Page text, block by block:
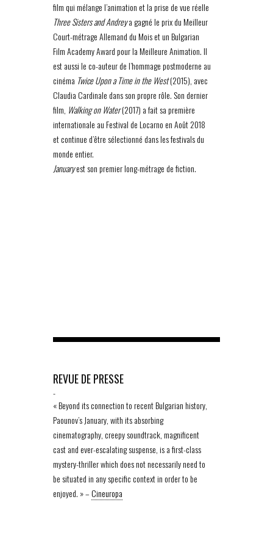
film qui mélange l’animation et la prise de vue réelle
Three Sisters and Andreya gagné le prix du Meilleur
Court-métrage Allemand du Mois et un Bulgarian
Film Academy Award pour la Meilleure Animation. Il
est aussi le co-auteur de l’hommage postmoderne au
cinéma Twice Upon a Time in the West(2015), avec
Claudia Cardinale dans son propre rôle. Son dernier
film, Walking on Water(2017) a fait sa première
internationale au Festival de Locarno en Août 2018
et continue d’être sélectionné dans les festivals du
monde entier.
Januaryest son premier long-métrage de fiction.
REVUE DE PRESSE
-
« Beyond its connection to recent Bulgarian history,
Paounov’s January, with its absorbing
cinematography, creepy soundtrack, magnificent
cast and ever-escalating suspense, is a first-class
mystery-thriller which does not necessarily need to
be situated in any specific context in order to be
enjoyed. » –Cineuropa